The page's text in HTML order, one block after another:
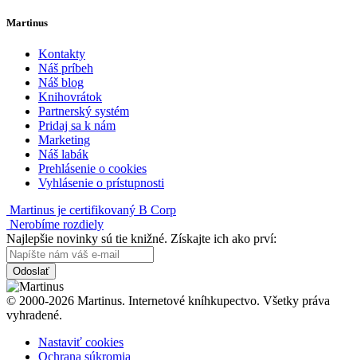
Martinus
Kontakty
Náš príbeh
Náš blog
Knihovrátok
Partnerský systém
Pridaj sa k nám
Marketing
Náš labák
Prehlásenie o cookies
Vyhlásenie o prístupnosti
Martinus je certifikovaný B Corp
Nerobíme rozdiely
Najlepšie novinky sú tie knižné. Získajte ich ako prví:
Odoslať
© 2000-2026 Martinus. Internetové kníhkupectvo. Všetky práva
vyhradené.
Nastaviť cookies
Ochrana súkromia